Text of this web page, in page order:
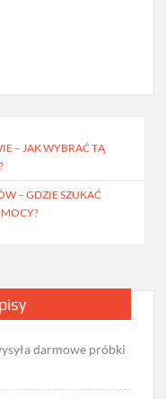
– JAK WYBRAĆ TĄ
– GDZIE SZUKAĆ
darmowe próbki